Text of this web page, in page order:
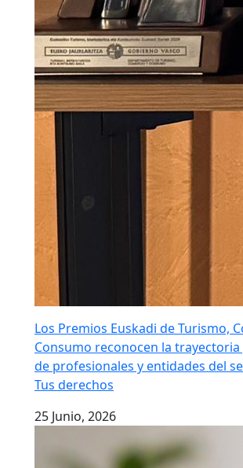
Los Premios Euskadi de Turismo,
Consumo reconocen la
de profesionales y entidades del
Tus derechos
25 Junio, 2026